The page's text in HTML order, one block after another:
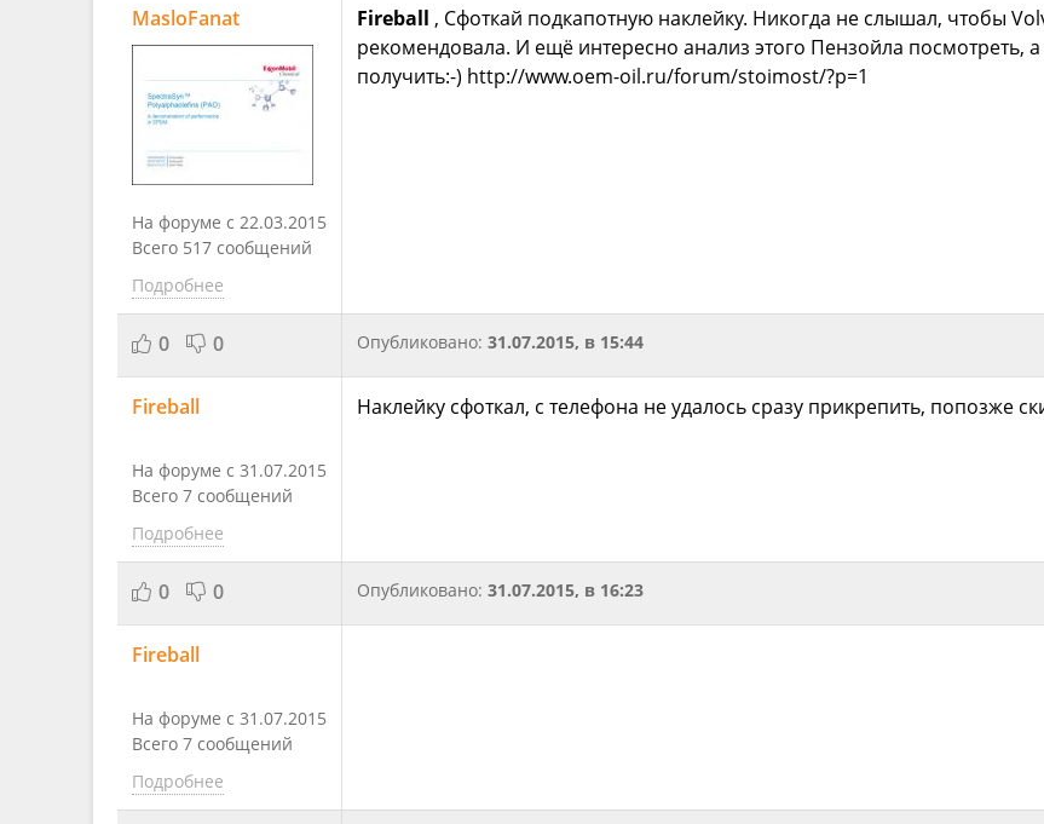
MasloFanat
На форуме с 22.03.2015
Всего 517 сообщений
Подробнее
Fireball , Сфоткай подкапотную наклейку. Никогда не слышал, чтобы
рекомендовала. И ещё интересно анализ этого Пензойла посмотреть,
получить:-) http://www.oem-oil.ru/forum/stoimost/?p=1
0 0 Опубликовано: 31.07.2015, в 15:44
Fireball
На форуме с 31.07.2015
Всего 7 сообщений
Подробнее
Наклейку сфоткал, с телефона не удалось сразу прикрепить, попозже
0 0 Опубликовано: 31.07.2015, в 16:23
Fireball
На форуме с 31.07.2015
Всего 7 сообщений
Подробнее